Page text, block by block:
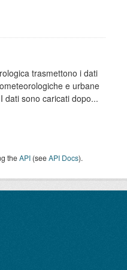
trasmettono i dati
e urbane
dati sono caricati dopo...
theAPI (seeAPI Docs).